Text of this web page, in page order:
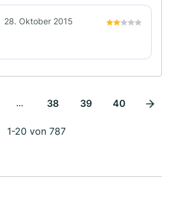
28. Oktober 2015
... 38 39 40
1-20 von 787